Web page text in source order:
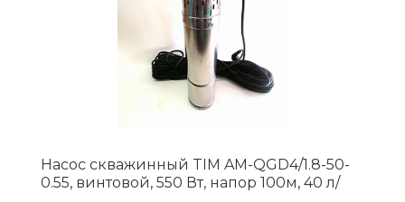
Насос скважинный TIM AM-QGD4/1.8-50-
0.55, винтовой, 550 Вт, напор 100м, 40 л/